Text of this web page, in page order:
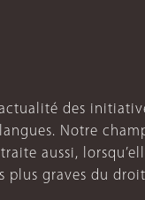
des
Notre
aussi,
plus graves du droit